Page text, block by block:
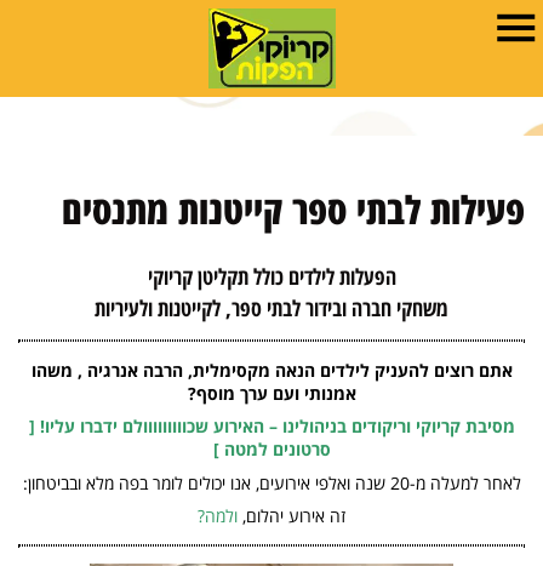
פעילות לבתי ספר קייטנות מתנסים
הפעלות לילדים כולל תקליטן קריוקי
משחקי חברה ובידור לבתי ספר, לקייטנות ולעיריות
אתם רוצים להעניק לילדים הנאה מקסימלית, הרבה אנרגיה , משהו
אמנותי ועם ערך מוסף?
מסיבת קריוקי וריקודים בניהולינו – האירוע שכווווווווולם ידברו עליו! [
סרטונים למטה ]
לאחר למעלה מ-20 שנה ואלפי אירועים, אנו יכולים לומר בפה מלא ובביטחון:
זה אירוע יהלום, ולמה?